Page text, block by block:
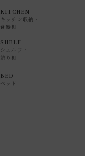
KITCHEN
キッチン収納・
食器棚
SHELF
シェルフ・
飾り棚
BED
ベッド